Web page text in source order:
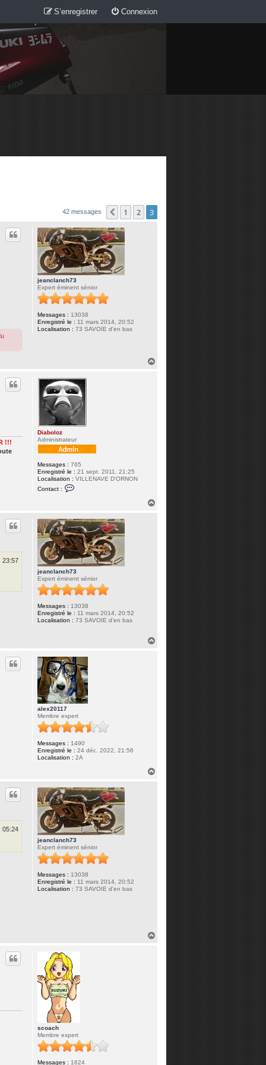
Connexion
S’enregistrer
42 messages Précédente
1 2 3
jeanclanch73
Expert éminent sénior
Messages : 13038
Enregistré le : 11 mars 2014, 20:52
Localisation : 73 SAVOIE d'en bas
Diaboloz
Administrateur
Messages : 765
Enregistré le : 21 sept. 2011, 21:25
Localisation : VILLENAVE D'ORNON
Contact :
c
t
e
r
D
i
a
b
o
l
o
!!!
jeanclanch73
Expert éminent sénior
Messages : 13038
Enregistré le : 11 mars 2014, 20:52
Localisation : 73 SAVOIE d'en bas
23:57
alex20117
Membre expert
Messages : 1490
Enregistré le : 24 déc. 2022, 21:56
Localisation : 2A
jeanclanch73
Expert éminent sénior
Messages : 13038
Enregistré le : 11 mars 2014, 20:52
Localisation : 73 SAVOIE d'en bas
05:24
scoach
Membre expert
Messages : 1624